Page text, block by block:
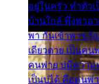
อยู่ในครัว ทำตัวเ
บ้านใกล้ พึ่งพาอา
พา กันเข้าพาขวั
เดียวดาย เป็นคน
คนพ่าย บ่มีความห
เป็นบ่ได้ คือคนพ่